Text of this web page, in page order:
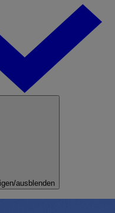
ausblenden